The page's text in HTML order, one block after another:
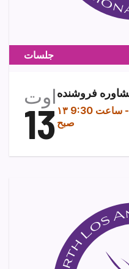
جلسات
اوت
13
فروشنده
-
ساعت 9:30
صبح